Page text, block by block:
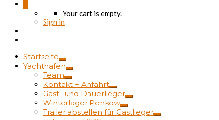
Your cart is empty.
Sign in
Startseite
Yachthafen
Team
Kontakt + Anfahrt
Gast- und Dauerlieger
Winterlager Penkow
Trailer abstellen für Gastlieger